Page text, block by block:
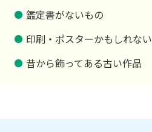
鑑定書がないもの
印刷・ポスターかもしれない
昔から飾ってある古い作品